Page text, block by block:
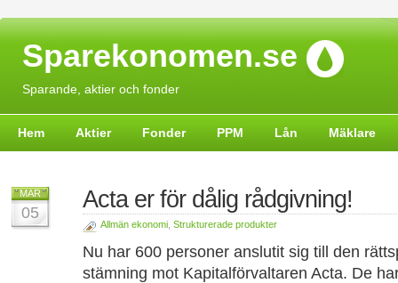
Sparekonomen.se
Sparande, aktier och fonder
Hem Aktier Fonder PPM Lån Mäklare
MAR
05 Acta er för dålig rådgivning!
Allmän ekonomi Strukturerade produkter
Nu har 600 personer anslutit sig till den
stämning mot Kapitalförvaltaren Acta. De